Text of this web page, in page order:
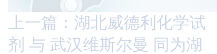
上一篇：湖北威德利化学试
剂 与 武汉维斯尔曼 同为湖